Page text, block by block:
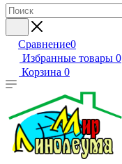
Сравнение0
Избранные товары 0
Корзина 0